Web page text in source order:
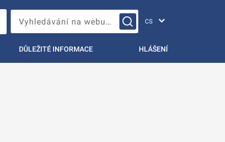
Vyhledávání na webu…
DŮLEŽITÉ INFORMACE HLÁŠENÍ